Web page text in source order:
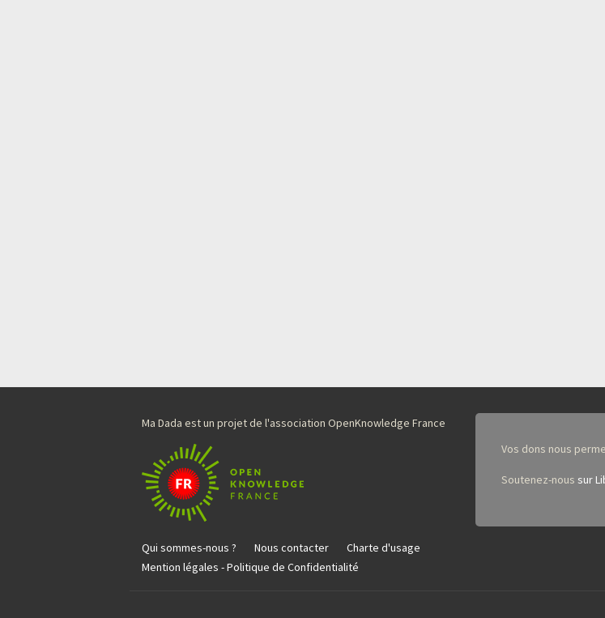
Ma Dada est un projet de l'association OpenKnowledge France
Qui sommes-nous ? Nous contacter
Charte d'usage
Mention légales - Politique de Confidentialité
Vos dons nous
Soutenez-nous sur